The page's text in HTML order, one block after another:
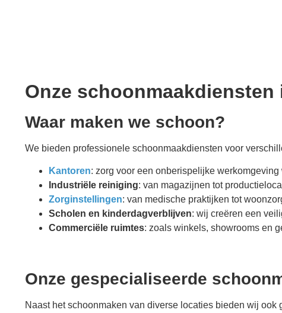
Onze schoonmaakdiensten
Waar maken we schoon?
We bieden professionele schoonmaakdiensten voor
Kantoren: zorg voor een onberispelijke
Industriële reiniging: van magazijnen tot
Zorginstellingen: van medische praktijken tot
Scholen en kinderdagverblijven: wij creëren een
Commerciële ruimtes: zoals winkels, showrooms en
Onze gespecialiseerde
Naast het schoonmaken van diverse locaties bieden wij